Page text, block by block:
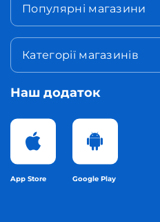
Популярні магазини
Категорії магазинів
Наш додаток
App Store Google Play